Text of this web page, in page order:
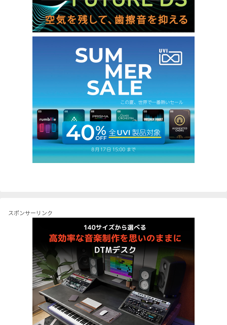
スポンサーリンク